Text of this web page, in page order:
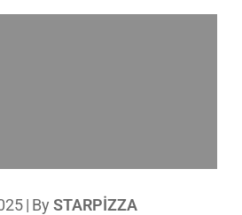
| By STARPIZZA